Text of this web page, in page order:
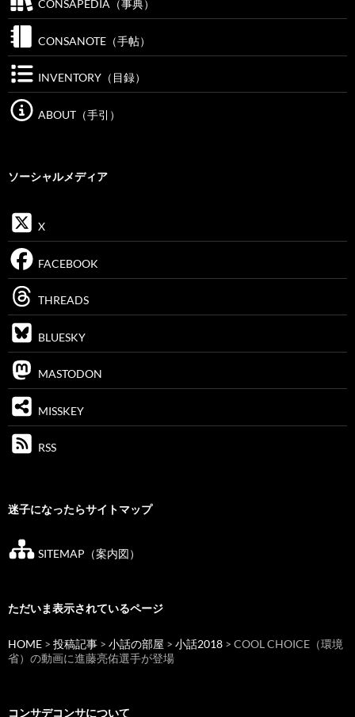
CONSAPEDIA（事典）
CONSANOTE（手帖）
INVENTORY（目録）
ABOUT（手引）
ソーシャルメディア
X
FACEBOOK
THREADS
BLUESKY
MASTODON
MISSKEY
RSS
迷子になったらサイトマップ
SITEMAP（案内図）
ただいま表示されているページ
HOME > 投稿記事 > 小話の部屋 > 小話2018 > COOL CHOICE（環境
省）の動画に進藤亮佑選手が登場
コンサデコンサについて